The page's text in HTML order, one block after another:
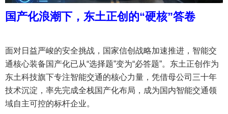
国产化浪潮下，东土正创的“硬核”答卷
面对日益严峻的安全挑战，国家信创战略加速推进，智能交
通核心装备国产化已从“选择题”变为“必答题”。东土正创作为
东土科技旗下专注智能交通的核心力量，凭借母公司三十年
技术沉淀，率先完成全栈国产化布局，成为国内智能交通领
域自主可控的标杆企业。